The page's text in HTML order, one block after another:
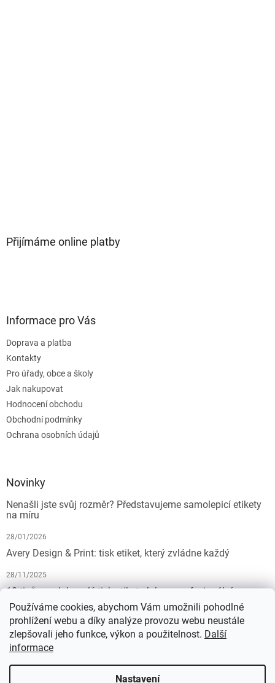
Používáme cookies, abychom Vám umožnili pohodlné
prohlížení webu a díky analýze provozu webu neustále
zlepšovali jeho funkce, výkon a použitelnost. Další
informace
Nastavení
Přijímáme online platby
Informace pro Vás
Doprava a platba
Kontakty
Pro úřady, obce a školy
Jak nakupovat
Hodnocení obchodu
Obchodní podmínky
Ochrana osobních údajů
Novinky
Nenašli jste svůj rozměr? Představujeme samolepicí etikety
na míru
28/01/2026
Avery Design & Print: tisk etiket, který zvládne každý
28/11/2025
10 tipů pro dokonalý tisk etiket: Jak na profesionální
výsledek bez starostí
19/07/2025